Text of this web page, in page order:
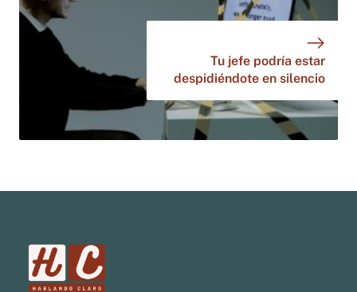
Tu jefe podría estar
despidiéndote en silencio